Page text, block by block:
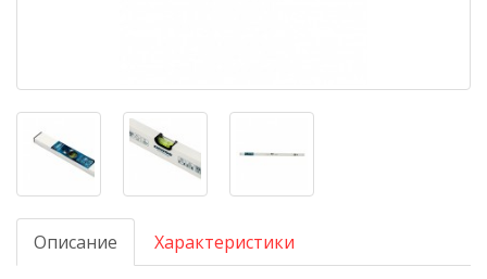
Описание Характеристики